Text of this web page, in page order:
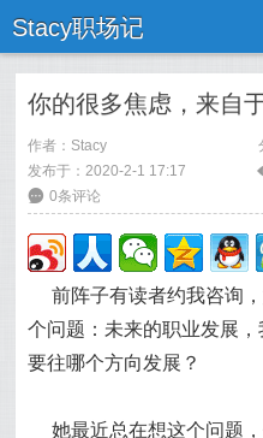
Stacy职场记
你的很多焦虑，来自
作者： Stacy
发布于：2020-2-1 17:17
6 0条评论
前阵子有读者约我咨询
个问题：未来的职业发展
要往哪个方向发展？
她最近总在想这个问题